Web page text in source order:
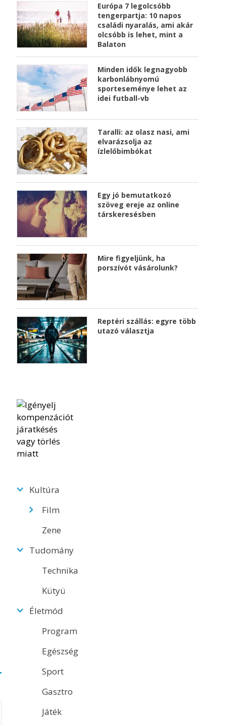
Európa 7 legolcsóbb
tengerpartja: 10 napos
családi nyaralás, ami akár
olcsóbb is lehet, mint a
Balaton
Minden idők legnagyobb
karbonlábnyomú
sporteseménye lehet az
idei futball-vb
Taralli: az olasz nasi, ami
elvarázsolja az
ízlelőbimbókat
Egy jó bemutatkozó
szöveg ereje az online
társkeresésben
Mire figyeljünk, ha
porszívót vásárolunk?
Reptéri szállás: egyre több
utazó választja
Kultúra
Film
Zene
Tudomány
Technika
Kütyü
Életmód
Program
Egészség
Sport
Gasztro
Játék